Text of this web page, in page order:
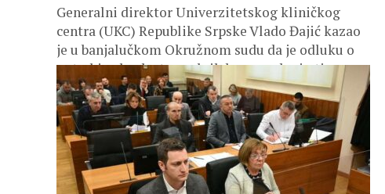
Generalni direktor Univerzitetskog kliničkog
centra (UKC) Republike Srpske Vlado Đajić kazao
je u banjalučkom Okružnom sudu da je odluku o
potrebi nabavke termalnih kamera donio tim...